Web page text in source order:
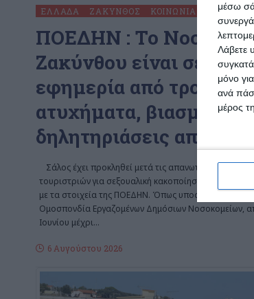
μέσω
Λάβετε
μόνο
ανά
μέρος
ΕΛΛΆΔΑ ΖΆΚΥΝΘΟΣ ΚΟΙΝΩΝΊΑ
ΠΟΕΔΗΝ : To
Ζακύνθου είναι σε
εφημερία από τροχαία
ατυχήματα, βιασμούς
δηλητηριάσεις από
Σάλος έχει προκληθεί μετά τις απανωτές καταγγελίες
τουριστριών για σεξουαλική κακοποίηση στη
με τα στοιχεία της ΠΟΕΔΗΝ. Όπως υποστηρίζει η
Ομοσπονδία Εργαζομένων Δημόσιων Νοσοκομείων,
Ιουνίου μέχρι…
6 Αυγούστου 2026